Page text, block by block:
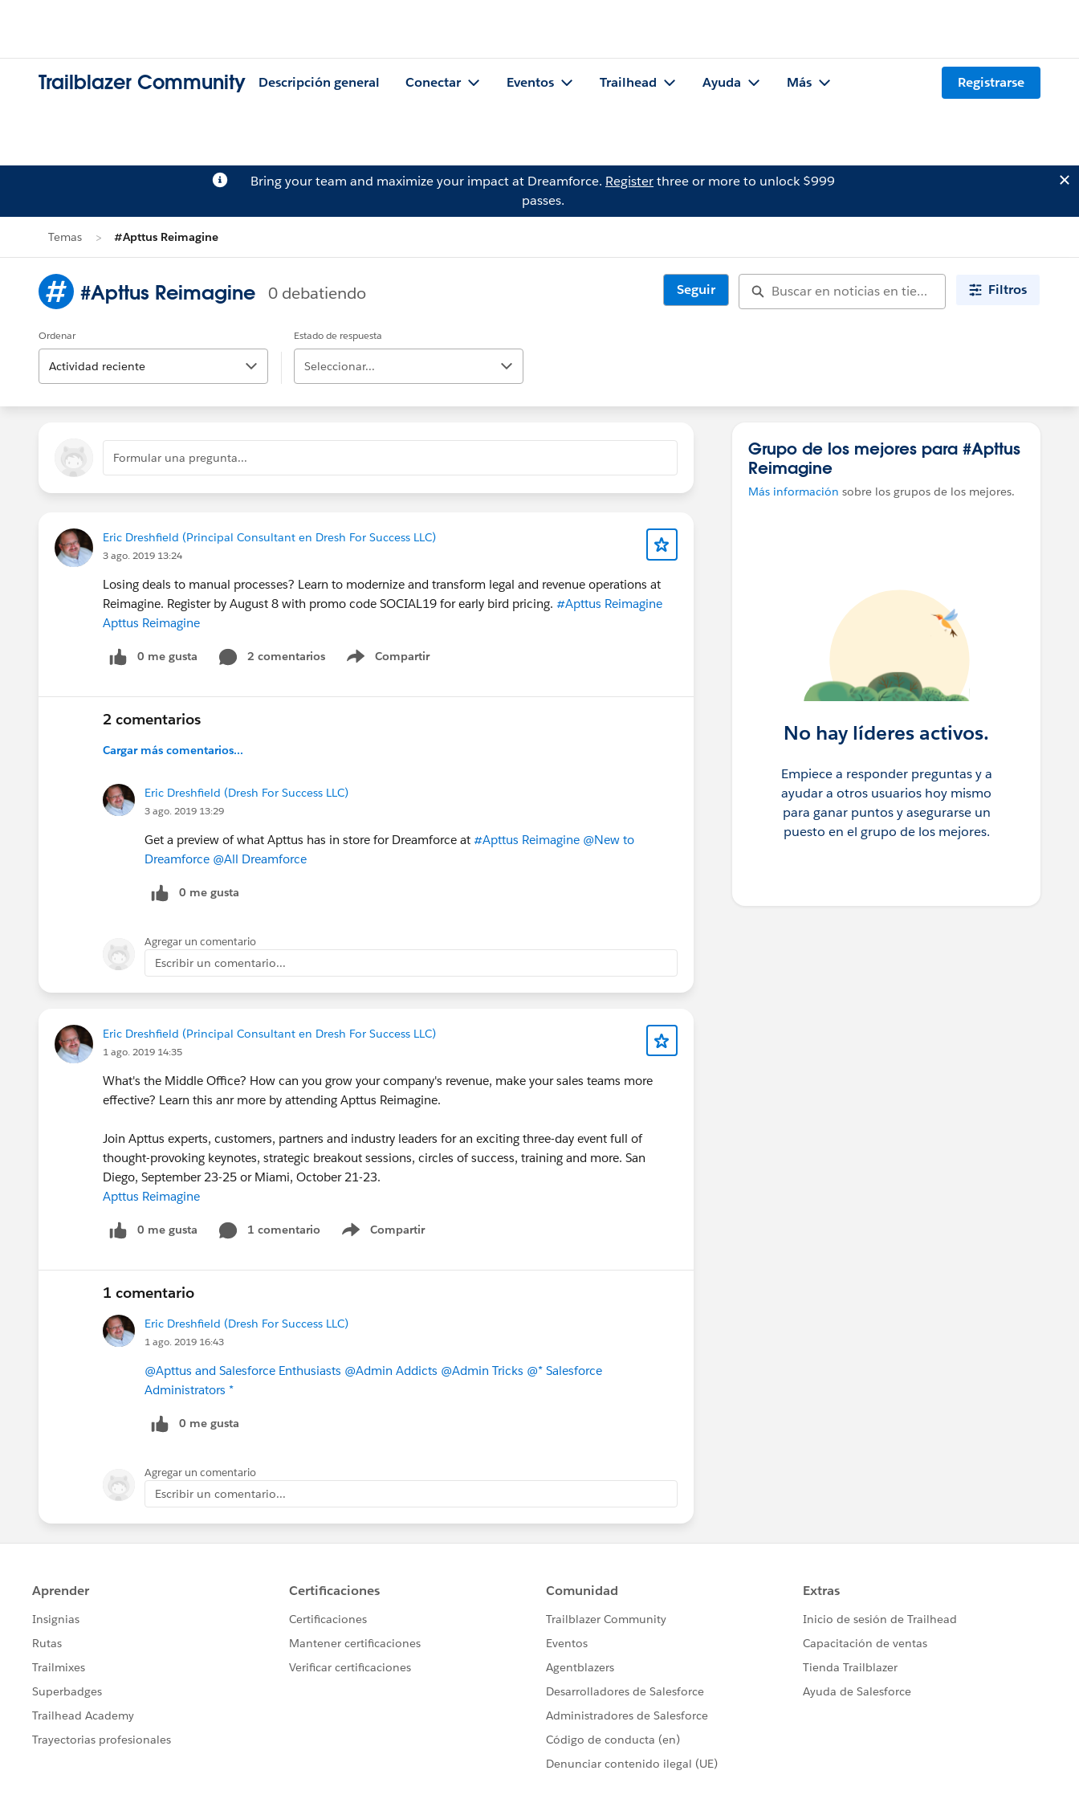
Trailblazer Community Descripción general Conectar Eventos Trailhead Ayuda Más Registrarse
Bring your team and maximize your impact at Dreamforce. Registerthree or more to unlock $999
passes.
Temas #Apttus Reimagine
#Apttus Reimagine 0 debatiendo Seguir Filtros
Ordenar
Actividad reciente
Estado de respuesta
Seleccionar...
Formular una pregunta...
Eric Dreshfield (Principal Consultant en Dresh For Success LLC)
3 ago. 2019 13:24
Losing deals to manual processes? Learn to modernize and transform legal and revenue operations at
Reimagine. Register by August 8 with promo code SOCIAL19 for early bird pricing. #Apttus Reimagine
Apttus Reimagine
0 me gusta 2 comentarios Compartir
Show menu
2 comentarios
Cargar más comentarios...
Eric Dreshfield (Dresh For Success LLC)
3 ago. 2019 13:29
Get a preview of what Apttus has in store for Dreamforce at #Apttus Reimagine @New to
Dreamforce @All Dreamforce
0 me gusta
Agregar un comentario
Escribir un comentario...
Eric Dreshfield (Principal Consultant en Dresh For Success LLC)
1 ago. 2019 14:35
What's the Middle Office? How can you grow your company's revenue, make your sales teams more
effective? Learn this anr more by attending Apttus Reimagine.
Join Apttus experts, customers, partners and industry leaders for an exciting three-day event full of
thought-provoking keynotes, strategic breakout sessions, circles of success, training and more. San
Diego, September 23-25 or Miami, October 21-23.
Apttus Reimagine
0 me gusta 1 comentario Compartir
Show menu
1 comentario
Eric Dreshfield (Dresh For Success LLC)
1 ago. 2019 16:43
@Apttus and Salesforce Enthusiasts @Admin Addicts @Admin Tricks @* Salesforce
Administrators *
0 me gusta
Agregar un comentario
Escribir un comentario...
Grupo de los mejores para #Apttus
Reimagine
Más información sobre los grupos de los mejores.
No hay líderes activos.
Empiece a responder preguntas y a
ayudar a otros usuarios hoy mismo
para ganar puntos y asegurarse un
puesto en el grupo de los mejores.